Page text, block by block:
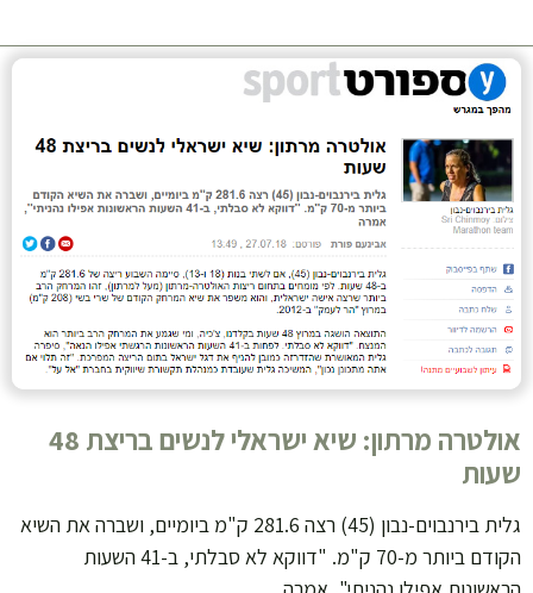
אולטרה מרתון: שיא ישראלי לנשים בריצת 48
שעות
גלית בירנבוים-נבון (45) רצה 281.6 ק"מ ביומיים, ושברה את השיא
הקודם ביותר מ-70 ק"מ. "דווקא לא סבלתי, ב-41 השעות